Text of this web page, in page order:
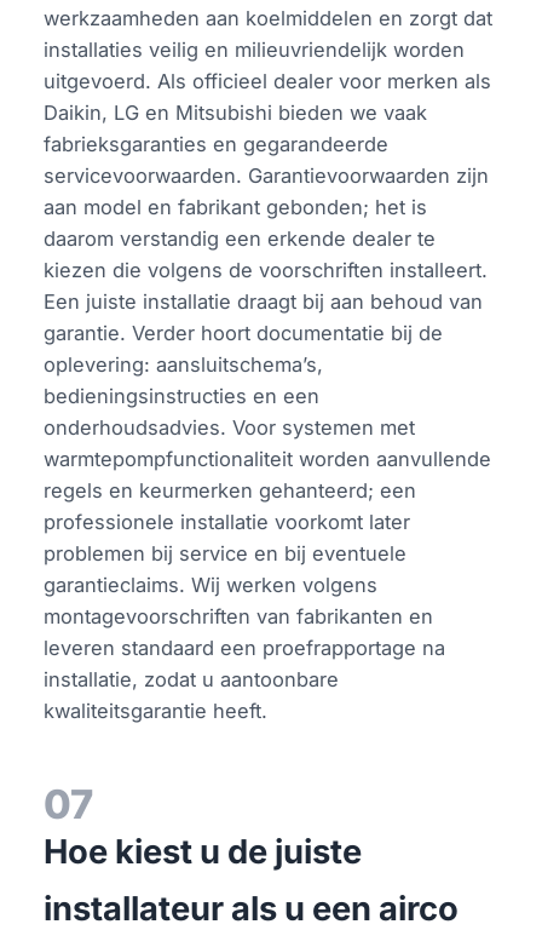
werkzaamheden aan koelmiddelen en zorgt dat
installaties veilig en milieuvriendelijk worden
uitgevoerd. Als officieel dealer voor merken als
Daikin, LG en Mitsubishi bieden we vaak
fabrieksgaranties en gegarandeerde
servicevoorwaarden. Garantievoorwaarden zijn
aan model en fabrikant gebonden; het is
daarom verstandig een erkende dealer te
kiezen die volgens de voorschriften installeert.
Een juiste installatie draagt bij aan behoud van
garantie. Verder hoort documentatie bij de
oplevering: aansluitschema’s,
bedieningsinstructies en een
onderhoudsadvies. Voor systemen met
warmtepompfunctionaliteit worden aanvullende
regels en keurmerken gehanteerd; een
professionele installatie voorkomt later
problemen bij service en bij eventuele
garantieclaims. Wij werken volgens
montagevoorschriften van fabrikanten en
leveren standaard een proefrapportage na
installatie, zodat u aantoonbare
kwaliteitsgarantie heeft.
07
Hoe kiest u de juiste
installateur als u een airco